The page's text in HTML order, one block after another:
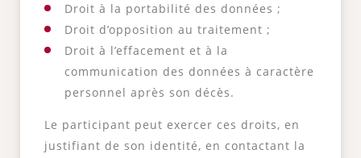
Droit à la portabilité des données ;
Droit d’opposition au traitement ;
Droit à l’effacement et à la
communication des données à caractère
personnel après son décès.
Le participant peut exercer ces droits, en
justifiant de son identité, en contactant la